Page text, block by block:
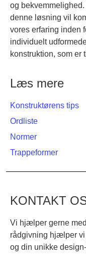
og
denne løsning vil
vores erfaring inden
individuelt
konstruktion, som er
Læs mere
Konstruktørens tips
Ordliste
Normer
Trappeformer
KONTAKT
Vi hjælper gerne
rådgivning hjælper
og din unikke